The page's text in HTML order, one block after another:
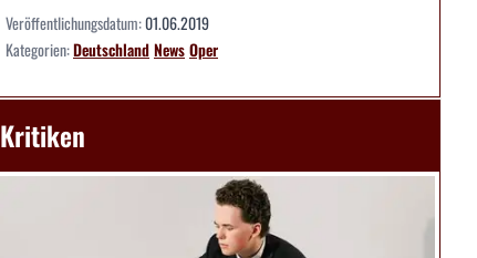
Veröffentlichungsdatum:01.06.2019
Kategorien:DeutschlandNewsOper
Kritiken